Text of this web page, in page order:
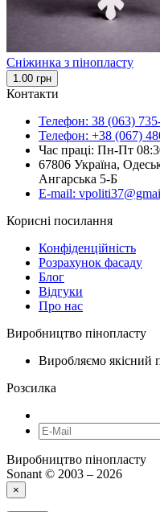
Сніжинка з пінопласту
1.00 грн
Контакти
Телефон: 38 (063)
Телефон: +38 (067)
Час праці: Пн-Пт
67806 Україна,
Ангарська 5-Б
E-mail:
Корисні посилання
Конфіденційність
Розрахунок фасаду
Блог
Відгуки
Про нас
Виробництво пінопласту
Виробляємо якісний
Розсилка
Виробництво пінопласту
Sonant © 2003 – 2026
×